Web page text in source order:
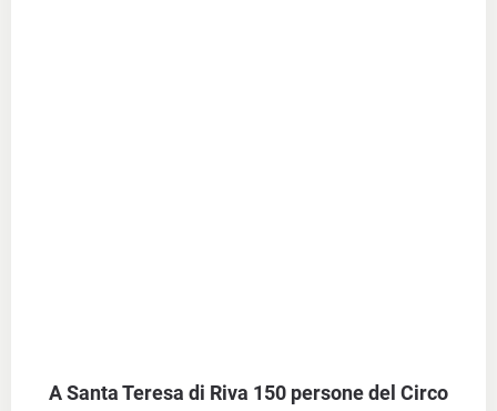
A Santa Teresa di Riva 150 persone del Circo